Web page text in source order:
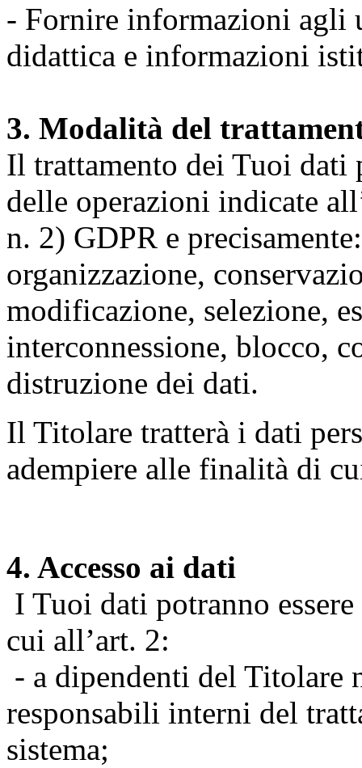
- Fornire informazioni agli
didattica e informazioni
3. Modalità del
Il trattamento dei Tuoi dati
delle operazioni indicate
n. 2) GDPR e
organizzazione,
modificazione, selezione,
interconnessione, blocco,
distruzione dei dati.
Il Titolare tratterà i dati
adempiere alle finalità di
4. Accesso ai dati
I Tuoi dati potranno
cui all’art. 2:
- a dipendenti del Titolare
responsabili interni del
sistema;